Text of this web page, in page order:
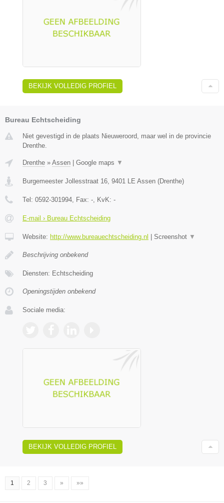
BEKIJK VOLLEDIG PROFIEL
Bureau Echtscheiding
Niet gevestigd in de plaats Nieuweroord, maar wel in de provincie
Drenthe.
Drenthe » Assen Google maps ▼
Burgemeester Jollesstraat 16, 9401 LE Assen (Drenthe)
Tel: 0592-301994, Fax: -, KvK: -
E-mail › Bureau Echtscheiding
Website: http://www.bureauechtscheiding.nl Screenshot ▼
Beschrijving onbekend
Diensten: Echtscheiding
Openingstijden onbekend
Sociale media:
BEKIJK VOLLEDIG PROFIEL
1 2 3 » »»